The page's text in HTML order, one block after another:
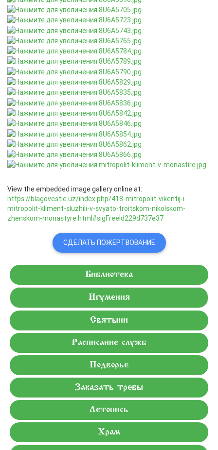
View the embedded image gallery online at:
https://blagovestie.uz/index.php/418-mitropolit-vikentij-i-
mitropolit-kliment-sluzhili-v-svyato-troitskom-nikolskom-
zhenskom-monastyre.html#sigFreeId229d737e37
СДЕЛАТЬ ПОЖЕРТВОВАНИЕ
Библиотека
Игумения
Святыни
Расписание служб
Подворье
Заказать требы
Летопись
Храм